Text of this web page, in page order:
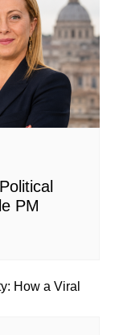
PM